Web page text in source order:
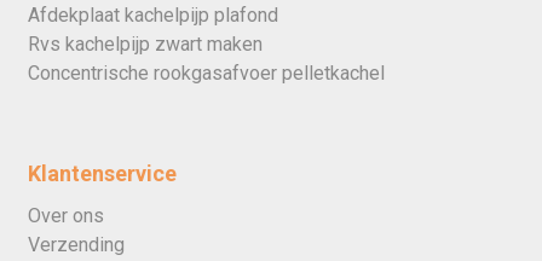
Afdekplaat kachelpijp plafond
Rvs kachelpijp zwart maken
Concentrische rookgasafvoer pelletkachel
Klantenservice
Over ons
Verzending